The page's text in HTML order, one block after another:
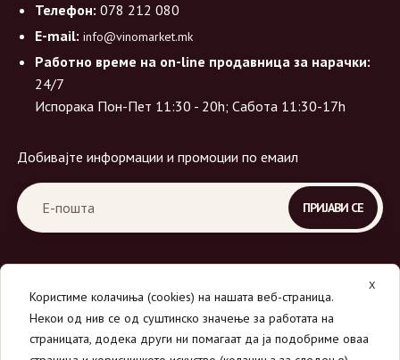
Телефон: 078 212 080
E-mail: info@vinomarket.mk
Работно време на on-line продавница за нарачки:
24/7
Испорака Пон-Пет 11:30 - 20h; Сабота 11:30-17h
Добивајте информации и промоции по емаил
X
Користиме колачиња (cookies) на нашата веб-страница.
Некои од нив се од суштинско значење за работата на
страницата, додека други ни помагаат да ја подобриме оваа